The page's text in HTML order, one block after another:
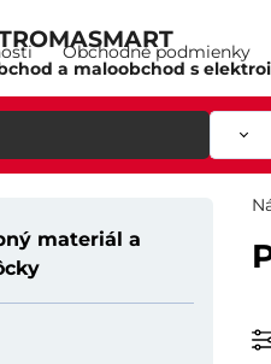
a maloobchod s
Obchodné podmienky
materiál a